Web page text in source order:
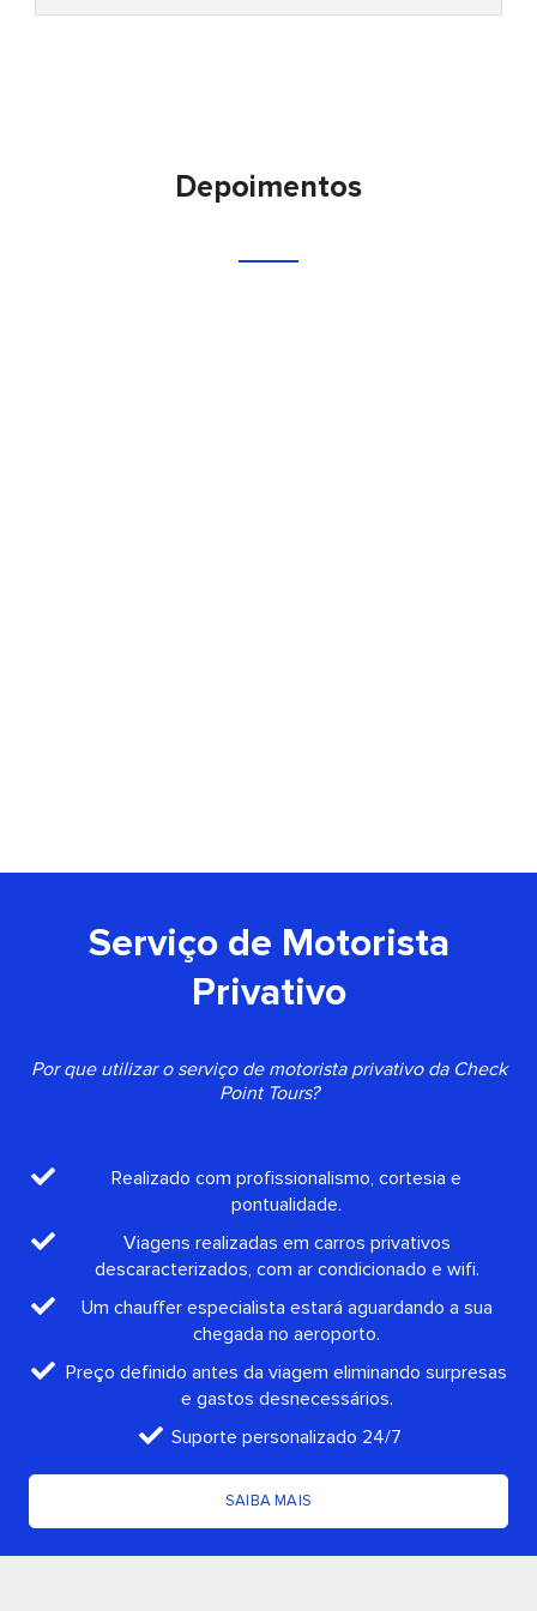
Depoimentos
Serviço de Motorista
Privativo
Por que utilizar o serviço de motorista privativo da Check
Point Tours?
Realizado com profissionalismo, cortesia e
pontualidade.
Viagens realizadas em carros privativos
descaracterizados, com ar condicionado e wifi.
Um chauffer especialista estará aguardando a sua
chegada no aeroporto.
Preço definido antes da viagem eliminando surpresas
e gastos desnecessários.
Suporte personalizado 24/7
SAIBA MAIS